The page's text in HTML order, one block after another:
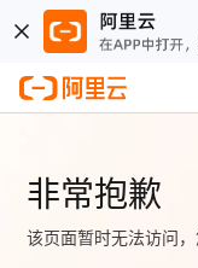
非常抱歉
该页面暂时无法访问